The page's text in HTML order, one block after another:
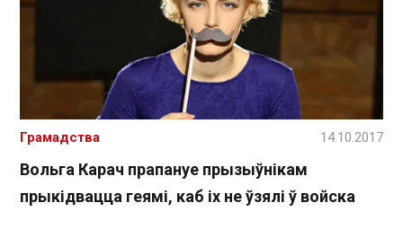
Вольга Карач прапануе прызыўнікам
прыкідвацца геямі, каб іх не ўзялі ў войска
Грамадства 14.10.2017